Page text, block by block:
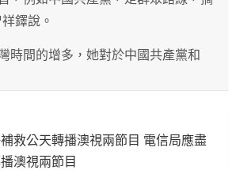
鐸說。
時間的增多，她對於中國共產黨和
救公天轉播澳視兩節目 電信局應盡
澳視兩節目